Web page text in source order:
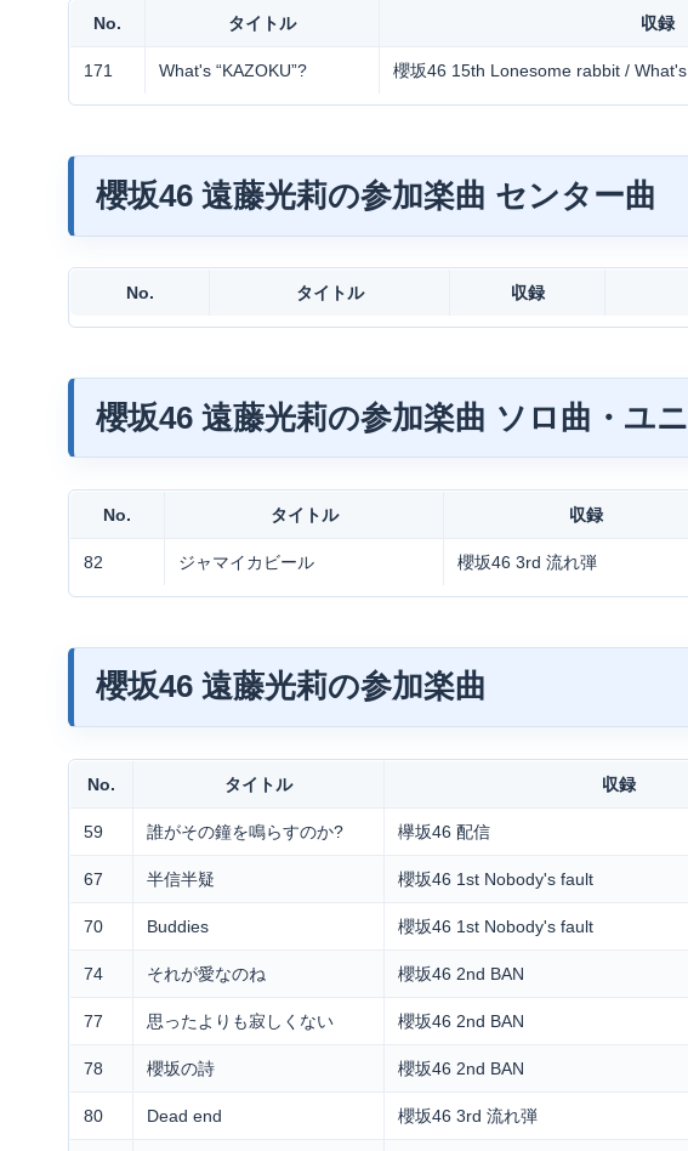
No. タイトル 収録
171 What's “KAZOKU”? 櫻坂46 15th Lonesome rabbit / What's
櫻坂46 遠藤光莉の参加楽曲 センター曲
No. タイトル 収録
櫻坂46 遠藤光莉の参加楽曲 ソロ曲・ユ
No. タイトル 収録
82 ジャマイカビール 櫻坂46 3rd 流れ弾
櫻坂46 遠藤光莉の参加楽曲
No. タイトル 収録
59 誰がその鐘を鳴らすのか? 欅坂46 配信
67 半信半疑 櫻坂46 1st Nobody's fault
70 Buddies 櫻坂46 1st Nobody's fault
74 それが愛なのね 櫻坂46 2nd BAN
77 思ったよりも寂しくない 櫻坂46 2nd BAN
78 櫻坂の詩 櫻坂46 2nd BAN
80 Dead end 櫻坂46 3rd 流れ弾